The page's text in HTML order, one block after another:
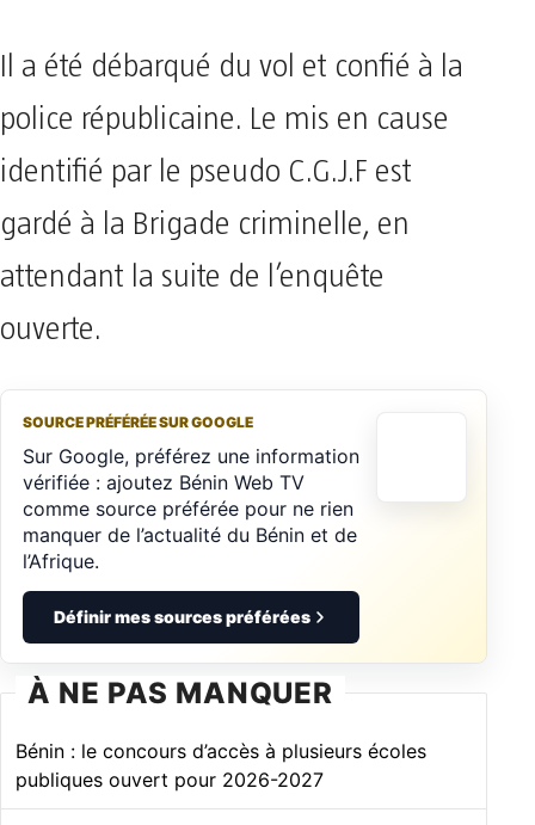
Il a été débarqué du vol et confié à la
police républicaine. Le mis en cause
identifié par le pseudo C.G.J.F est
gardé à la Brigade criminelle, en
attendant la suite de l’enquête
ouverte.
SOURCE PRÉFÉRÉE SUR GOOGLE
Sur Google, préférez une information
vérifiée : ajoutez Bénin Web TV
comme source préférée pour ne rien
manquer de l’actualité du Bénin et de
l’Afrique.
Définir mes sources préférées
À NE PAS MANQUER
Bénin : le concours d’accès à plusieurs écoles
publiques ouvert pour 2026-2027